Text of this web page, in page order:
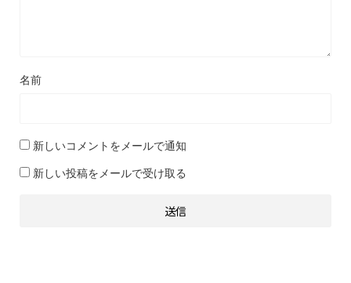
名前
新しいコメントをメールで通知
新しい投稿をメールで受け取る